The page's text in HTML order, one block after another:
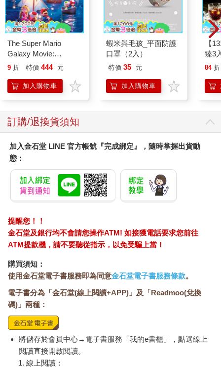
The Super Mario
Galaxy Movie:
Peach`s Birthday
Mario Galaxy Movie
Storybook
9 折 特價 444 元
加入購物車
蝦米與毛孩_平面防護
口罩（2入）
特價 35 元
加入購物車
【
臻3
84 折
訂購/退換貨須知
加入金石堂 LINE 官方帳號『完成綁定』，隨時掌握出貨動
態：
提醒您！！
金石堂及銀行均不會請您操作ATM! 如接獲電話要求您前往
ATM提款機，請不要聽從指示，以免受騙上當！
購買須知：
使用金石堂電子書服務即為同意金石堂電子書服務條款。
電子書分為「金石堂(線上閱讀+APP)」及「Readmoo(兌換
碼)」兩種：
將儲存於會員中心→電子書服務「我的e書櫃」，點選線上
閱讀直接開啟閱讀。
線上閱讀：